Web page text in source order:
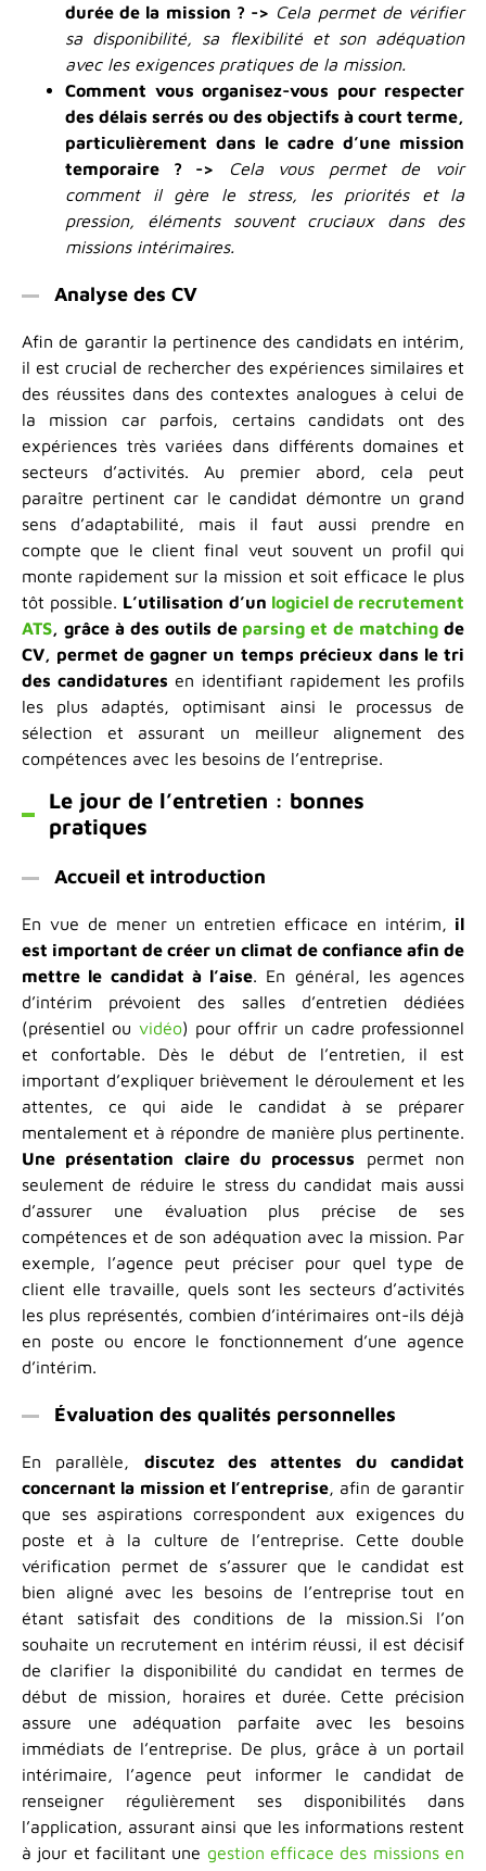
durée de la mission ? -> Cela permet de vérifier
sa disponibilité, sa flexibilité et son adéquation
avec les exigences pratiques de la mission.
Comment vous organisez-vous pour respecter
des délais serrés ou des objectifs à court terme,
particulièrement dans le cadre d’une mission
temporaire ? ->
Cela vous permet de voir
comment il gère le stress, les priorités et la
pression, éléments souvent cruciaux dans des
missions intérimaires.
Analyse des CV
Afin de garantir la pertinence des candidats en intérim,
il est crucial de rechercher des expériences similaires et
des réussites dans des contextes analogues à celui de
la mission car parfois, certains candidats ont des
expériences très variées dans différents domaines et
secteurs d’activités. Au premier abord, cela peut
paraître pertinent car le candidat démontre un grand
sens d’adaptabilité, mais il faut aussi prendre en
compte que le client final veut souvent un profil qui
monte rapidement sur la mission et soit efficace le plus
tôt possible. L’utilisation d’un logiciel de recrutement
ATS, grâce à des outils de parsing et de matching de
CV, permet de gagner un temps précieux dans le tri
des candidatures en identifiant rapidement les profils
les plus adaptés, optimisant ainsi le processus de
sélection et assurant un meilleur alignement des
compétences avec les besoins de l’entreprise.
Le jour de l’entretien : bonnes
pratiques
Accueil et introduction
En vue de mener un entretien efficace en intérim, il
est important de créer un climat de confiance afin de
mettre le candidat à l’aise. En général, les agences
d’intérim prévoient des salles d’entretien dédiées
(présentiel ou vidéo) pour offrir un cadre professionnel
et confortable. Dès le début de l’entretien, il est
important d’expliquer brièvement le déroulement et les
attentes, ce qui aide le candidat à se préparer
mentalement et à répondre de manière plus pertinente.
Une présentation claire du processus permet non
seulement de réduire le stress du candidat mais aussi
d’assurer une évaluation plus précise de ses
compétences et de son adéquation avec la mission. Par
exemple, l’agence peut préciser pour quel type de
client elle travaille, quels sont les secteurs d’activités
les plus représentés, combien d’intérimaires ont-ils déjà
en poste ou encore le fonctionnement d’une agence
d’intérim.
Évaluation des qualités personnelles
En parallèle, discutez des attentes du candidat
concernant la mission et l’entreprise, afin de garantir
que ses aspirations correspondent aux exigences du
poste et à la culture de l’entreprise. Cette double
vérification permet de s’assurer que le candidat est
bien aligné avec les besoins de l’entreprise tout en
étant satisfait des conditions de la mission.Si l’on
souhaite un recrutement en intérim réussi, il est décisif
de clarifier la disponibilité du candidat en termes de
début de mission, horaires et durée. Cette précision
assure une adéquation parfaite avec les besoins
immédiats de l’entreprise. De plus, grâce à un portail
intérimaire, l’agence peut informer le candidat de
renseigner régulièrement ses disponibilités dans
l’application, assurant ainsi que les informations restent
à jour et facilitant une gestion efficace des missions en